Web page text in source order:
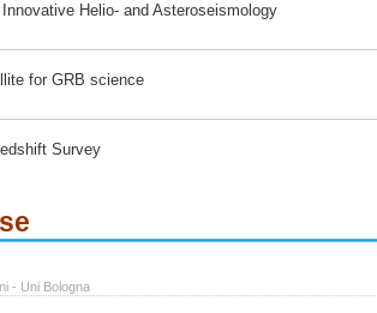
Helio- and Asteroseismology
for GRB science
Survey
- Uni Bologna